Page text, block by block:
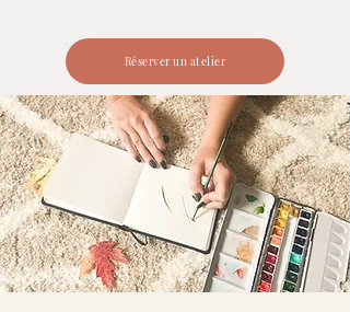
Réserver un atelier